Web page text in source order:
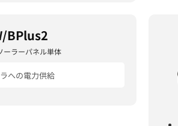
BPlus2
ーラーパネル単体
への電力供給